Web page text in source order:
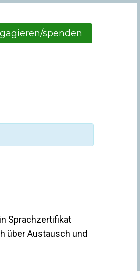
spenden
Sprachzertifikat
über Austausch und